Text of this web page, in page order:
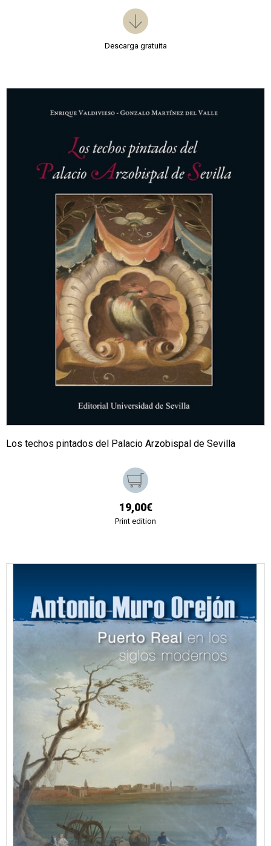
Descarga gratuita
Los techos pintados del Palacio Arzobispal de Sevilla
19,00€
Print edition